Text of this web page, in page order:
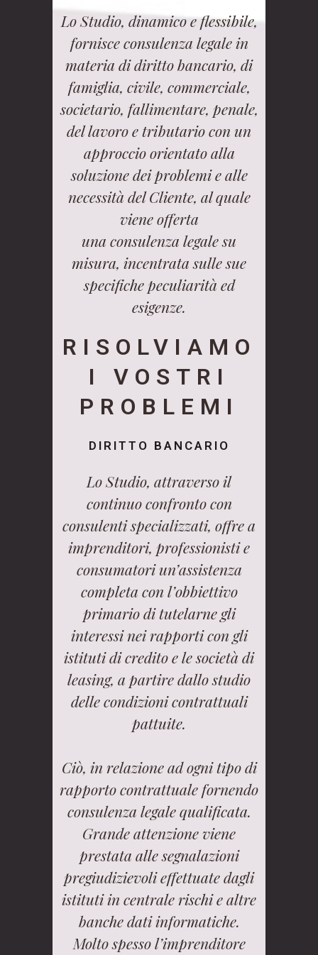
Lo Studio, dinamico e flessibile,
fornisce consulenza legale in
materia di diritto bancario, di
famiglia, civile, commerciale,
societario, fallimentare, penale,
del lavoro e tributario con un
approccio orientato alla
soluzione dei problemi e alle
necessità del Cliente, al quale
viene offerta
una consulenza legale su
misura, incentrata sulle sue
specifiche peculiarità ed
esigenze.
RISOLVIAMO
I VOSTRI
PROBLEMI
DIRITTO BANCARIO
Lo Studio, attraverso il
continuo confronto con
consulenti specializzati, offre a
imprenditori, professionisti e
consumatori un’assistenza
completa con l’obbiettivo
primario di tutelarne gli
interessi nei rapporti con gli
istituti di credito e le società di
leasing, a partire dallo studio
delle condizioni contrattuali
pattuite.
Ciò, in relazione ad ogni tipo di
rapporto contrattuale fornendo
consulenza legale qualificata.
Grande attenzione viene
prestata alle segnalazioni
pregiudizievoli effettuate dagli
istituti in centrale rischi e altre
banche dati informatiche.
Molto spesso l’imprenditore